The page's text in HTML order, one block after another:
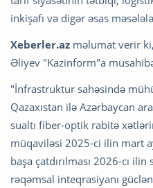
inkişafı və digər əsas
Xeberler.az məlumat verir
Əliyev "Kazinform"a
"İnfrastruktur sahəsində
Qazaxıstan ilə Azərbaycan
sualtı fiber-optik rabitə
müqaviləsi 2025-ci ilin mart
başa çatdırılması 2026-cı
rəqəmsal inteqrasiyanı